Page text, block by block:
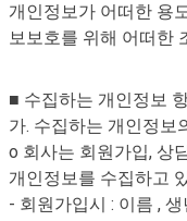
개인정보가 어떠한 용
보보호를 위해 어떠한
■ 수집하는 개인정보
가. 수집하는 개인정보
o 회사는 회원가입, 상
개인정보를 수집하고
- 회원가입시 : 이름 ,